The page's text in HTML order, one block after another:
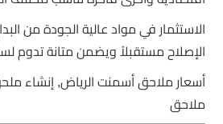
الاستثمار في مواد عالية الجودة من
الإصلاح مستقبلاً ويضمن متانة تدوم
أسعار ملاحق أسمنت الرياض, إنشاء
ملاحق